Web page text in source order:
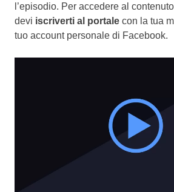
l’episodio. Per accedere al
devi iscriverti al portale con la tua
tuo account personale di Facebook.